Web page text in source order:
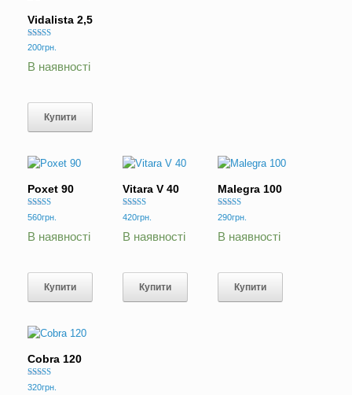
Vidalista 2,5
Оцінено в
з 5
200грн.
В наявності
Купити
Poxet 90
Оцінено в
5.00
з 5
560грн.
В наявності
Купити
Vitara V 40
Оцінено в
5.00
з 5
420грн.
В наявності
Купити
Malegra 100
Оцінено в
5.00
з 5
290грн.
В наявності
Купити
Cobra 120
Оцінено в
320грн.